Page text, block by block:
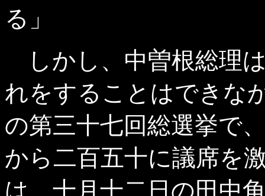
る」
しかし、中曽根総理
れをすることはできな
の第三十七回総選挙で
から二百五十に議席を
は、十月十二日の田中